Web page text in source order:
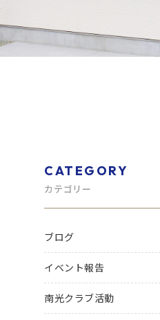
CATEGORY
カテゴリー
ブログ
イベント報告
南光クラブ活動